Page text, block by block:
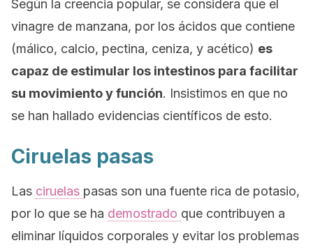
Según la creencia popular, se considera que el
vinagre de manzana, por los ácidos que contiene
(málico, calcio, pectina, ceniza, y acético) es
capaz de estimular los intestinos para facilitar
su movimiento y función. Insistimos en que no
se han hallado evidencias científicos de esto.
Ciruelas pasas
Las ciruelas pasas son una fuente rica de potasio,
por lo que se ha demostrado que contribuyen a
eliminar líquidos corporales y evitar los problemas